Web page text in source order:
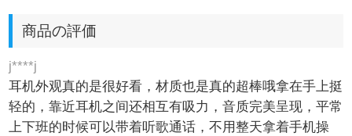
商品の評価
j****j
耳机外观真的是很好看，材质也是真的超棒哦拿在手上挺
轻的，靠近耳机之间还相互有吸力，音质完美呈现，平常
上下班的时候可以带着听歌通话，不用整天拿着手机操